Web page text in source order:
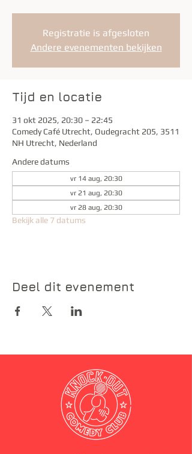
Registratie is afgesloten
Andere evenementen bekijken
Tijd en locatie
31 okt 2025, 20:30 – 22:45
Comedy Café Utrecht, Oudegracht 205, 3511
NH Utrecht, Nederland
Andere datums
vr 14 aug, 20:30
vr 21 aug, 20:30
vr 28 aug, 20:30
Bekijk alle 7 datums
Deel dit evenement